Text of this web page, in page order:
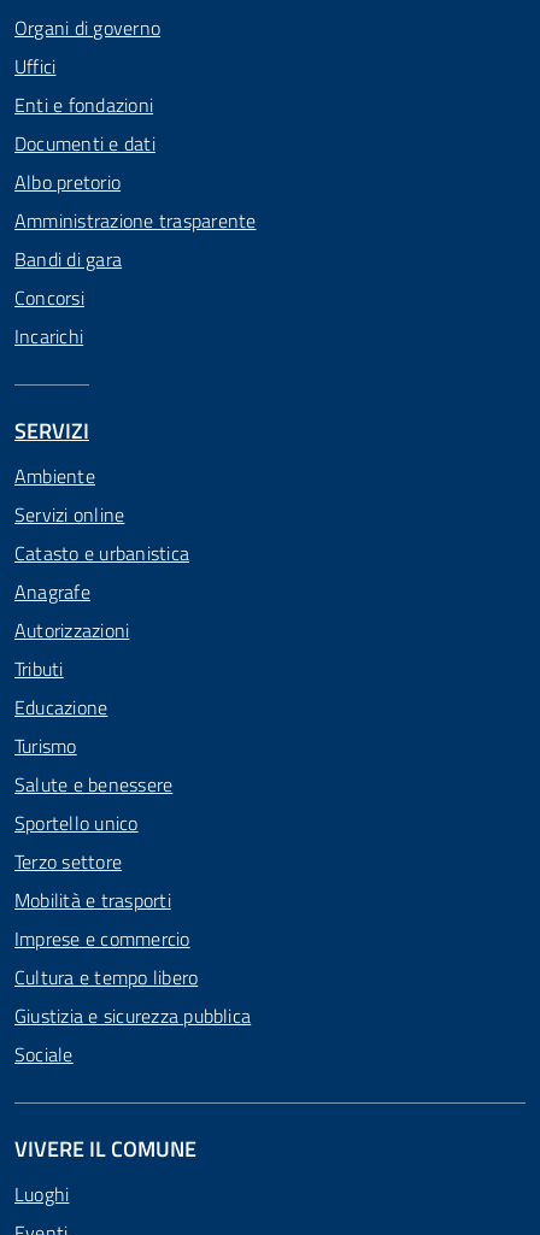
Organi di governo
Uffici
Enti e fondazioni
Documenti e dati
Albo pretorio
Amministrazione trasparente
Bandi di gara
Concorsi
Incarichi
SERVIZI
Ambiente
Servizi online
Catasto e urbanistica
Anagrafe
Autorizzazioni
Tributi
Educazione
Turismo
Salute e benessere
Sportello unico
Terzo settore
Mobilità e trasporti
Imprese e commercio
Cultura e tempo libero
Giustizia e sicurezza pubblica
Sociale
VIVERE IL COMUNE
Luoghi